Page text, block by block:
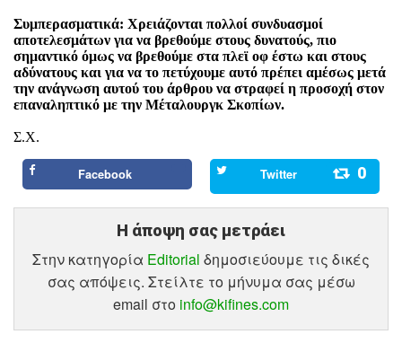
Συμπερασματικά: Χρειάζονται πολλοί συνδυασμοί
αποτελεσμάτων για να βρεθούμε στους δυνατούς, πιο
σημαντικό όμως να βρεθούμε στα πλεϊ οφ έστω και στους
αδύνατους και για να το πετύχουμε αυτό πρέπει αμέσως μετά
την ανάγνωση αυτού του άρθρου να στραφεί η προσοχή στον
επαναληπτικό με την Μέταλουργκ Σκοπίων.
Σ.Χ.
Facebook Twitter 0
Η άποψη σας μετράει
Στην κατηγορία Editorial δημοσιεύουμε τις δικές
σας απόψεις. Στείλτε το μήνυμα σας μέσω
email στο info@kifines.com